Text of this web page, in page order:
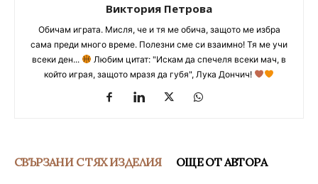
Виктория Петрова
Обичам играта. Мисля, че и тя ме обича, защото ме избра
сама преди много време. Полезни сме си взаимно! Тя ме учи
всеки ден...
Любим цитат: "Искам да спечеля всеки мач, в
който играя, защото мразя да губя", Лука Дончич!
СВЪРЗАНИ С ТЯХ ИЗДЕЛИЯ ОЩЕ ОТ АВТОРА